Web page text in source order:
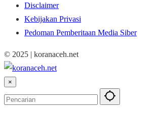
Disclaimer
Kebijakan Privasi
Pedoman Pemberitaan Media Siber
© 2025 | koranaceh.net
×